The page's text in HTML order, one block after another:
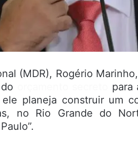
(MDR), Rogério
para
planeja construir um
no Rio Grande do